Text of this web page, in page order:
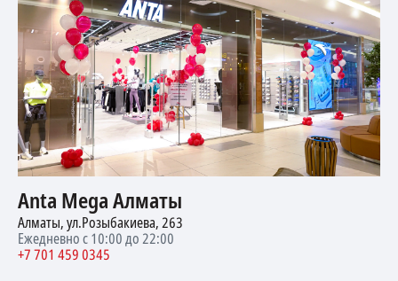
Anta Mega Алматы
Алматы, ул.Розыбакиева, 263
Ежедневно с 10:00 до 22:00
+7 701 459 0345